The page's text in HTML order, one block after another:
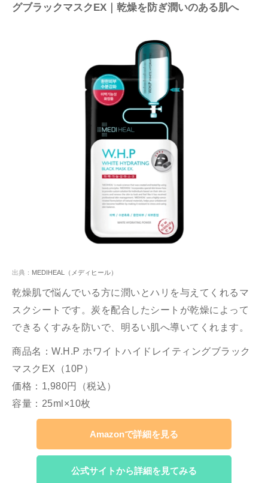
グブラックマスクEX｜乾燥を防ぎ潤いのある肌へ
出典： MEDIHEAL（メディヒール）
乾燥肌で悩んでいる方に潤いとハリを与えてくれるマ
スクシートです。炭を配合したシートが乾燥によって
できるくすみを防いで、明るい肌へ導いてくれます。
商品名：W.H.P ホワイトハイドレイティングブラック
マスクEX（10P）
価格：1,980円（税込）
容量：25ml×10枚
Amazonで詳細を見る
公式サイトから詳細を見てみる